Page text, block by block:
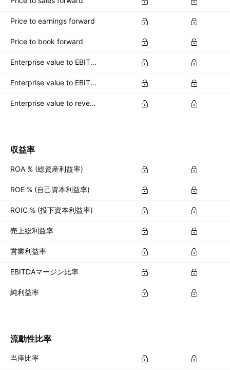
Price to earnings forward
Price to book forward
Enterprise value to EBITDA forward
Enterprise value to EBIT forward
Enterprise value to revenue forward
収益率
ROA % (総資産利益率)
ROE % (自己資本利益率)
ROIC % (投下資本利益率)
売上総利益率
営業利益率
EBITDAマージン比率
純利益率
流動性比率
当座比率